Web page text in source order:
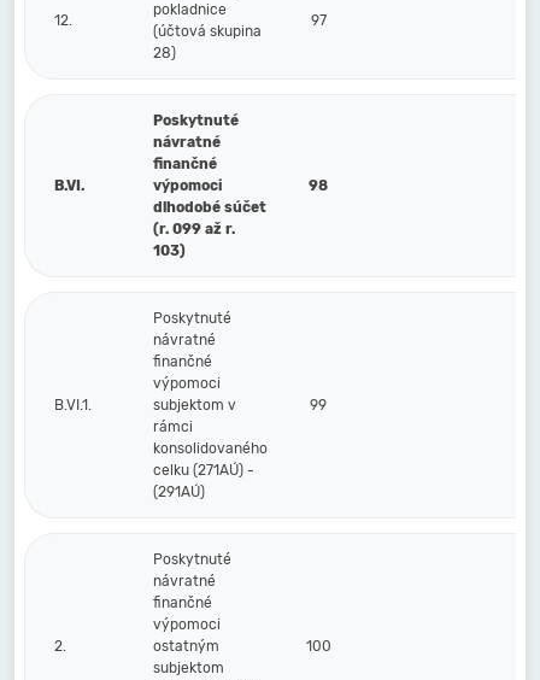
12.
pokladnice
(účtová skupina
28)
97
B.VI.
Poskytnuté
návratné
finančné
výpomoci
dlhodobé súčet
(r. 099 až r.
103)
98
B.VI.1.
Poskytnuté
návratné
finančné
výpomoci
subjektom v
rámci
konsolidovaného
celku (271AÚ) -
(291AÚ)
99
2.
Poskytnuté
návratné
finančné
výpomoci
ostatným
subjektom
100